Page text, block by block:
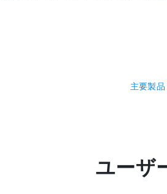
主要製品
ユーザ